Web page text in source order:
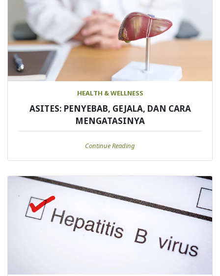
HEALTH & WELLNESS
ASITES: PENYEBAB, GEJALA, DAN CARA
MENGATASINYA
Continue Reading